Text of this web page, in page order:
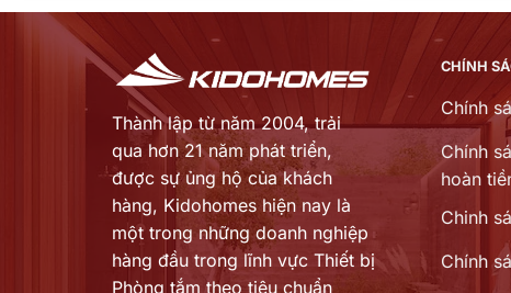
4.082.000 ₫.
Thành lập từ năm 2004, trải
qua hơn 21 năm phát triển,
được sự ủng hộ của khách
hàng, Kidohomes hiện nay là
một trong những doanh nghiệp
hàng đầu trong lĩnh vực Thiết bị
Phòng tắm theo tiêu chuẩn
CHÍNH
Chính
Chính
hoàn
Chinh
Chính